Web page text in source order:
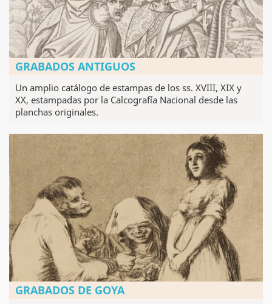
GRABADOS ANTIGUOS
Un amplio catálogo de estampas de los ss. XVIII, XIX y
XX, estampadas por la Calcografía Nacional desde las
planchas originales.
GRABADOS DE GOYA